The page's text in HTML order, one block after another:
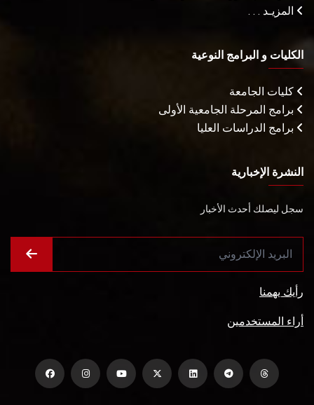
المزيـد . . .
الكليات و البرامج النوعية
كليات الجامعة
برامج المرحلة الجامعية الأولى
برامج الدراسات العليا
النشرة الإخبارية
سجل ليصلك أحدث الأخبار
رأيك يهمنا
أراء المستخدمين